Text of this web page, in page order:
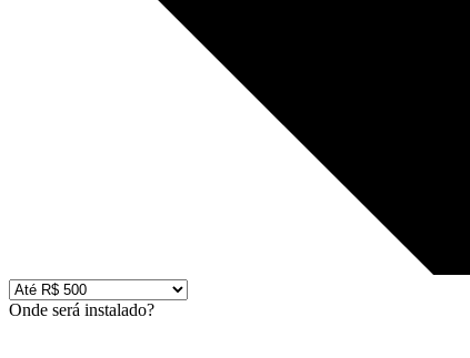
Onde será instalado?